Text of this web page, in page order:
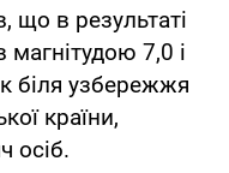
що в результаті
7,0 і
біля узбережжя
країни,
осіб.